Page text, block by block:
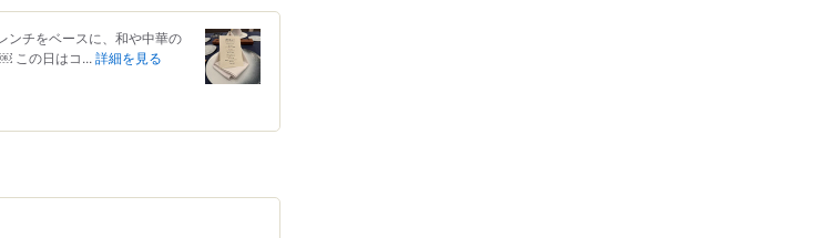
ンチをベースに、和や中華の
この日はコ... 詳細を見る